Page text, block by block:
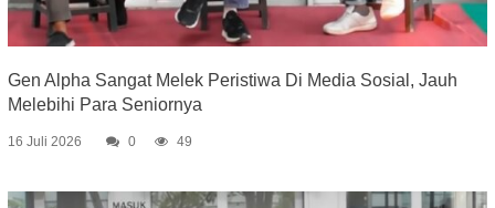
Gen Alpha Sangat Melek Peristiwa Di Media Sosial, Jauh
Melebihi Para Seniornya
16 Juli 2026 0 49